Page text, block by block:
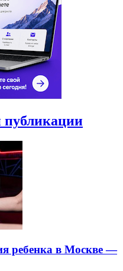
публикации
ребенка в Москве —